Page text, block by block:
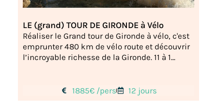
LE (grand) TOUR DE GIRONDE à Vélo
Réaliser le Grand tour de Gironde à vélo, c'est
emprunter 480 km de vélo route et découvrir
l’incroyable richesse de la Gironde. 11 à 1...
1885€ /pers 12 jours